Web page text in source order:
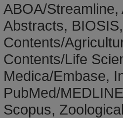
ABOA/
Abstracts,
Contents/
Contents/Life
Medica/Embase,
PubMed/
Scopus,